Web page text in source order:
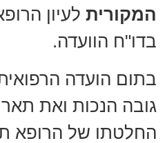
המקורית לעיון
בדו"ח הוועדה.
בתום הועדה
גובה הנכות ואת
החלטתו של הרופא